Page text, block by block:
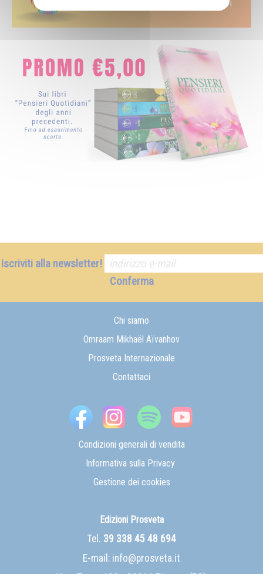
Iscriviti alla newsletter!
Conferma
Chi siamo
Omraam Mikhaël Aïvanhov
Prosveta Internazionale
Contattaci
Condizioni generali di vendita
Informativa sulla Privacy
Gestione dei cookies
Edizioni Prosveta
Tel. 39 338 45 48 694
E-mail: info@prosveta.it